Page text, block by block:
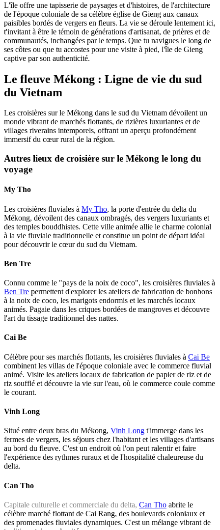
L'île offre une tapisserie de paysages et d'histoires, de l'architecture
de l'époque coloniale de sa célèbre église de Gieng aux canaux
paisibles bordés de vergers en fleurs. La vie se déroule lentement ici,
t'invitant à être le témoin de générations d'artisanat, de prières et de
communautés, inchangées par le temps. Que tu navigues le long de
ses côtes ou que tu accostes pour une visite à pied, l'île de Gieng
captive par son authenticité.
Le fleuve Mékong : Ligne de vie du sud
du Vietnam
Les croisières sur le Mékong dans le sud du Vietnam dévoilent un
monde vibrant de marchés flottants, de rizières luxuriantes et de
villages riverains intemporels, offrant un aperçu profondément
immersif du cœur rural de la région.
Autres lieux de croisière sur le Mékong le long du
voyage
My Tho
Les croisières fluviales à My Tho, la porte d'entrée du delta du
Mékong, dévoilent des canaux ombragés, des vergers luxuriants et
des temples bouddhistes. Cette ville animée allie le charme colonial
à la vie fluviale traditionnelle et constitue un point de départ idéal
pour découvrir le cœur du sud du Vietnam.
Ben Tre
Connu comme le "pays de la noix de coco", les croisières fluviales à
Ben Tre permettent d'explorer les ateliers de fabrication de bonbons
à la noix de coco, les marigots endormis et les marchés locaux
animés. Pagaie dans les criques bordées de mangroves et découvre
l'art du tissage traditionnel des nattes.
Cai Be
Célèbre pour ses marchés flottants, les croisières fluviales à Cai Be
combinent les villas de l'époque coloniale avec le commerce fluvial
animé. Visite les ateliers locaux de fabrication de papier de riz et de
riz soufflé et découvre la vie sur l'eau, où le commerce coule comme
le courant.
Vinh Long
Situé entre deux bras du Mékong, Vinh Long t'immerge dans les
fermes de vergers, les séjours chez l'habitant et les villages d'artisans
au bord du fleuve. C'est un endroit où l'on peut ralentir et faire
l'expérience des rythmes ruraux et de l'hospitalité chaleureuse du
delta.
Can Tho
Capitale culturelle et commerciale du delta, Can Tho abrite le
célèbre marché flottant de Cai Rang, des boulevards coloniaux et
des promenades fluviales dynamiques. C'est un mélange vibrant de